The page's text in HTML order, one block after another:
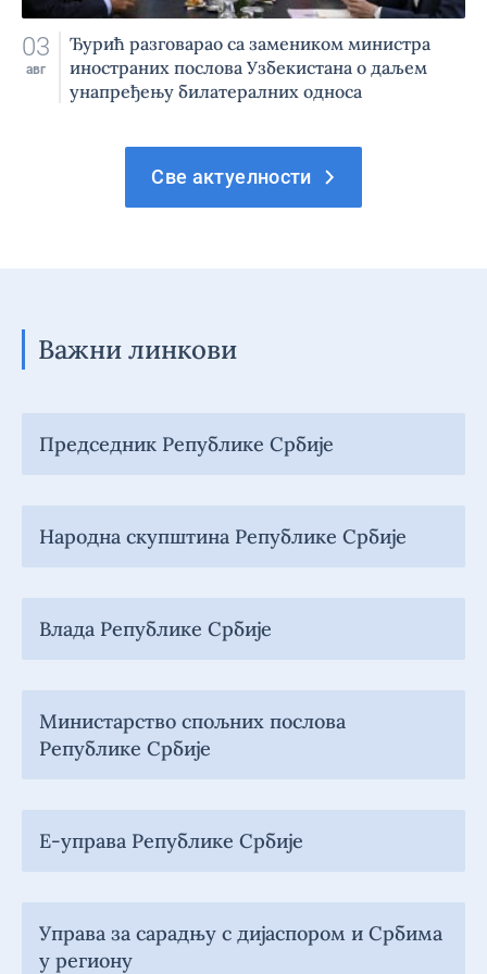
03
авг
Ђурић разговарао са замеником министра
иностраних послова Узбекистана о даљем
унапређењу билатералних односа
Све актуелности
Важни линкови
Председник Републике Србије
Народна скупштина Републике Србије
Влада Републике Србије
Министарство спољних послова
Републике Србије
Е-управа Републике Србије
Управа за сарадњу с дијаспором и Србима
у региону